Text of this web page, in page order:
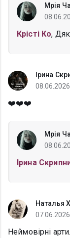
Мрія
Крісті Ко,
Ірина
❤️❤️❤️
Мрія
Ірина
Наталья
Неймовірні